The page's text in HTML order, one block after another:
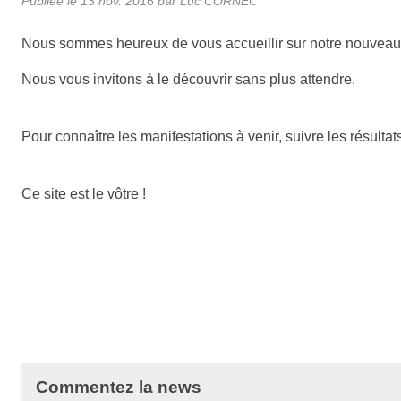
Nous sommes heureux de vous accueillir sur notre
Nous vous invitons à le découvrir sans plus attendre.
Pour connaître les manifestations à venir, suivre les
Ce site est le vôtre !
Commentez la news